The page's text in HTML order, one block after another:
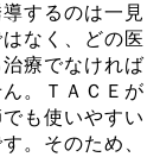
するのは一見
なく、どの医
療でなければ
。ＴＡＣＥが
も使いやすい
。そのため、